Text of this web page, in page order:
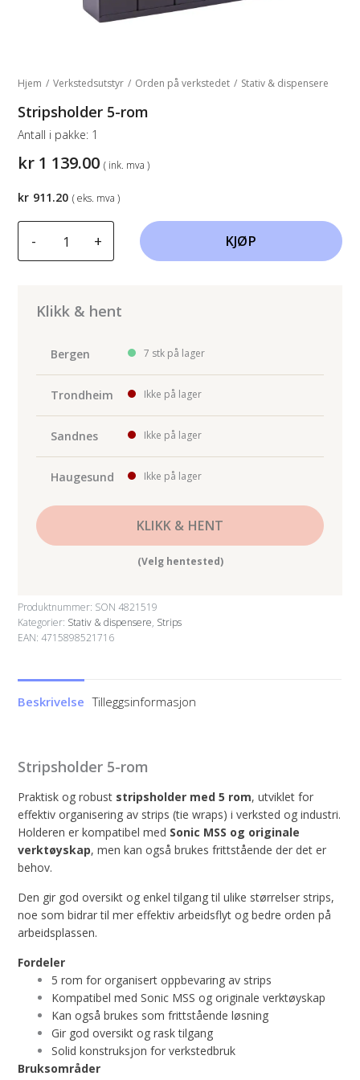
Hjem / Verkstedsutstyr / Orden på verkstedet / Stativ & dispensere
Stripsholder 5-rom
kr 1 139.00 ( ink. mva )
Antall i pakke: 1
- + KJØP
Klikk & hent
Bergen 7 stk på lager
Trondheim Ikke på lager
Sandnes Ikke på lager
Haugesund Ikke på lager
KLIKK & HENT
(Velg hentested)
Produktnummer: SON 4821519
Kategorier: Stativ & dispensere, Strips
EAN: 4715898521716
kr 911.20 ( eks. mva )
Beskrivelse Tilleggsinformasjon
Stripsholder 5-rom
Praktisk og robust stripsholder med 5 rom, utviklet for
effektiv organisering av strips (tie wraps) i verksted og industri.
Holderen er kompatibel med Sonic MSS og originale
verktøyskap, men kan også brukes frittstående der det er
behov.
Den gir god oversikt og enkel tilgang til ulike størrelser strips,
noe som bidrar til mer effektiv arbeidsflyt og bedre orden på
arbeidsplassen.
Fordeler
5 rom for organisert oppbevaring av strips
Kompatibel med Sonic MSS og originale verktøyskap
Kan også brukes som frittstående løsning
Gir god oversikt og rask tilgang
Solid konstruksjon for verkstedbruk
Bruksområder